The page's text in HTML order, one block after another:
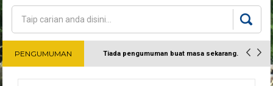
Borang carian
Carian
PENGUMUMAN Tiada pengumuman buat masa sekarang.
Harap maklum